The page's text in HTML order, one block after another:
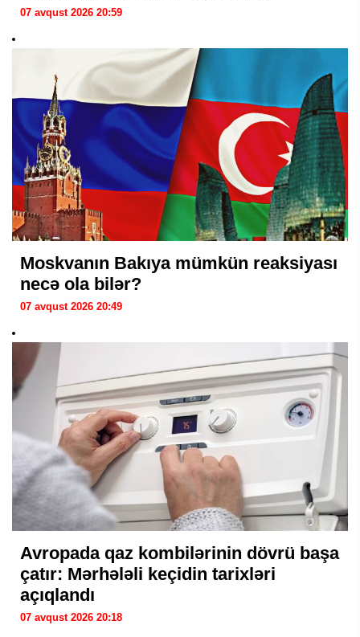
07 avqust 2026 20:59
Moskvanın Bakıya mümkün reaksiyası
necə ola bilər?
07 avqust 2026 20:49
Avropada qaz kombilərinin dövrü başa
çatır: Mərhələli keçidin tarixləri
açıqlandı
07 avqust 2026 20:18